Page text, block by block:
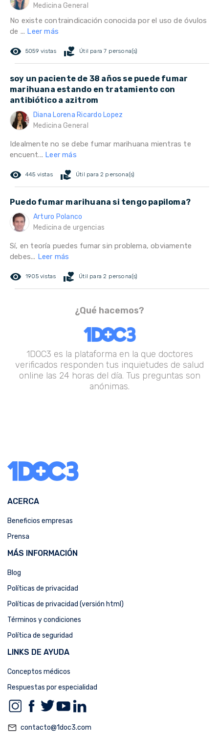
Medicina General
No existe contraindicación conocida por el uso de óvulos
de ... Leer más
remove_red_eye 5059 vistas volunteer_activism Útil para 7 persona(s)
soy un paciente de 38 años se puede fumar
marihuana estando en tratamiento con
antibiótico a azitrom
Diana Lorena Ricardo Lopez
Medicina General
Idealmente no se debe fumar marihuana mientras te
encuent... Leer más
remove_red_eye 445 vistas volunteer_activism Útil para 2 persona(s)
Puedo fumar marihuana si tengo papiloma?
Arturo Polanco
Medicina de urgencias
Sí, en teoría puedes fumar sin problema, obviamente
debes... Leer más
remove_red_eye 1905 vistas volunteer_activism Útil para 2 persona(s)
¿Qué hacemos?
1DOC3 es la plataforma en la que doctores
verificados responden tus inquietudes de salud
online las 24 horas del día. Tus preguntas son
anónimas.
ACERCA
Beneficios empresas
Prensa
MÁS INFORMACIÓN
Blog
Políticas de privacidad
Políticas de privacidad (versión html)
Términos y condiciones
Política de seguridad
LINKS DE AYUDA
Conceptos médicos
Respuestas por especialidad
mail_outline contacto@1doc3.com